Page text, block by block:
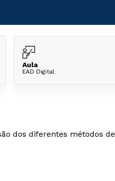
Aula
EAD Digital
dos diferentes métodos